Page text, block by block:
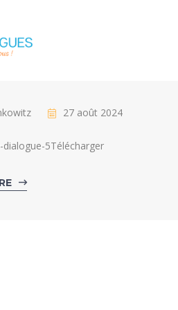
27 août 2024
dialogue-5Télécharger